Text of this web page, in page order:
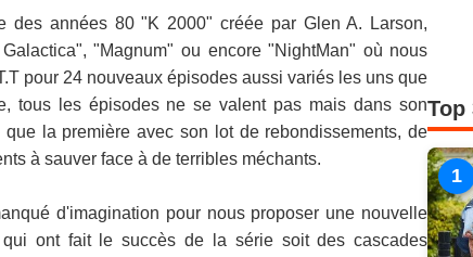
des années 80 "K 2000" créée par Glen A. Larson,
"Magnum" ou encore "NightMan" où nous
pour 24 nouveaux épisodes aussi variés les uns que
tous les épisodes ne se valent pas mais dans son
la première avec son lot de rebondissements, de
à sauver face à de terribles méchants.
d'imagination pour nous proposer une nouvelle
ont fait le succès de la série soit des cascades
Top
1